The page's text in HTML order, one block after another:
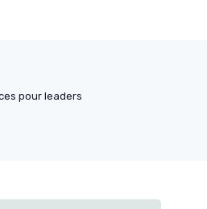
pour leaders